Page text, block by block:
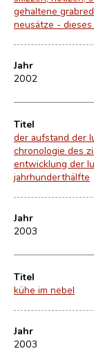
gehaltene
neusätze -
Jahr
2002
Titel
der aufstand der
chronologie des
entwicklung der
jahrhunderthälfte
Jahr
2003
Titel
kühe im nebel
Jahr
2003